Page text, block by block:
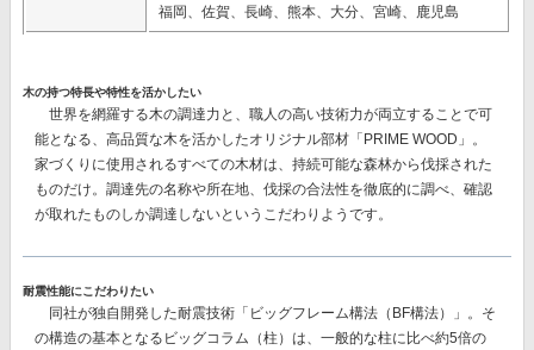
福岡、佐賀、長崎、熊本、大分、宮崎、鹿児島
木の持つ特長や特性を活かしたい
世界を網羅する木の調達力と、職人の高い技術力が両立することで可
能となる、高品質な木を活かしたオリジナル部材 「PRIME WOOD」。
家づくりに使用されるすべての木材は、持続可能な森林から伐採された
ものだけ。調達先の名称や所在地、伐採の合法性を徹底的に調べ、確認
が取れたものしか調達しないというこだわりようです。
耐震性能にこだわりたい
同社が独自開発した耐震技術 「ビッグフレーム構法（BF構法）」。 そ
の構造の基本となるビッグコラム（柱）は、一般的な柱に比べ約5倍の